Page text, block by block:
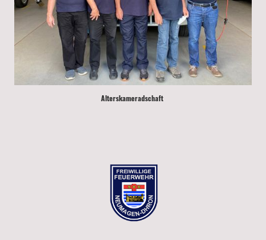
Alterskameradschaft